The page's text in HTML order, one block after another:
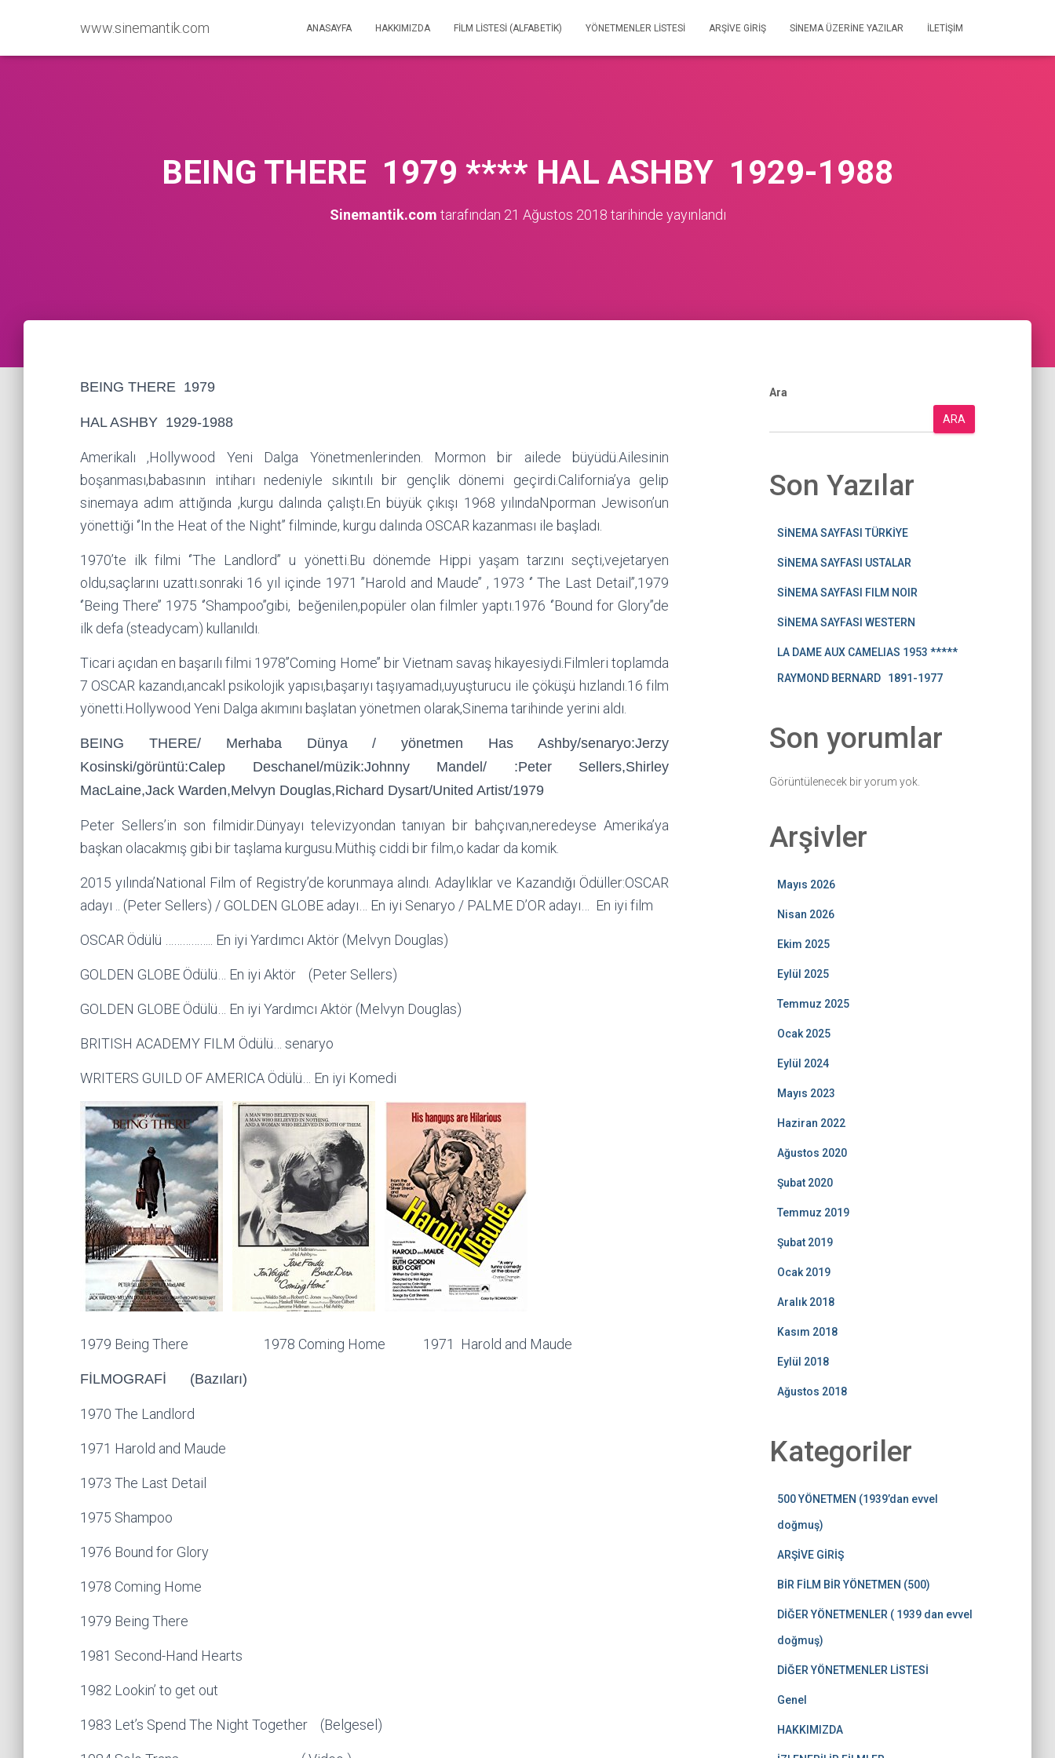
www.sinemantik.com ANASAYFA HAKKIMIZDA FILM LISTESI (ALFABETIK) YÖNETMENLER LISTESI ARŞIVE GIRIŞ SİNEMA ÜZERİNE YAZILAR İLETIŞIM
BEING THERE 1979 **** HAL ASHBY 1929-1988
Sinemantik.com tarafından 21 Ağustos 2018 tarihinde yayınlandı
BEING THERE 1979
HAL ASHBY 1929-1988
Amerikalı ,Hollywood Yeni Dalga Yönetmenlerinden. Mormon bir ailede büyüdü.Ailesinin
boşanması,babasının intiharı nedeniyle sıkıntılı bir gençlik dönemi geçirdi.California’ya gelip
sinemaya adım attığında ,kurgu dalında çalıştı.En büyük çıkışı 1968 yılındaNporman Jewison’un
yönettiği ‘’In the Heat of the Night’’ filminde, kurgu dalında OSCAR kazanması ile başladı.
1970’te ilk filmi ‘’The Landlord’’ u yönetti.Bu dönemde Hippi yaşam tarzını seçti,vejetaryen
oldu,saçlarını uzattı.sonraki 16 yıl içinde 1971 ’’Harold and Maude’’ , 1973 ‘’ The Last Detail’’,1979
‘’Being There’’ 1975 ‘’Shampoo’’gibi, beğenilen,popüler olan filmler yaptı.1976 ‘’Bound for Glory’’de
ilk defa (steadycam) kullanıldı.
Ticari açıdan en başarılı filmi 1978’’Coming Home’’ bir Vietnam savaş hikayesiydi.Filmleri toplamda
7 OSCAR kazandı,ancakl psikolojik yapısı,başarıyı taşıyamadı,uyuşturucu ile çöküşü hızlandı.16 film
yönetti.Hollywood Yeni Dalga akımını başlatan yönetmen olarak,Sinema tarihinde yerini aldı.
BEING THERE/ Merhaba Dünya / yönetmen Has Ashby/senaryo:Jerzy
Kosinski/görüntü:Calep Deschanel/müzik:Johnny Mandel/ :Peter Sellers,Shirley
MacLaine,Jack Warden,Melvyn Douglas,Richard Dysart/United Artist/1979
Peter Sellers’in son filmidir.Dünyayı televizyondan tanıyan bir bahçıvan,neredeyse Amerika’ya
başkan olacakmış gibi bir taşlama kurgusu.Müthiş ciddi bir film,o kadar da komik.
2015 yılında’National Film of Registry’de korunmaya alındı. Adaylıklar ve Kazandığı Ödüller:OSCAR
adayı .. (Peter Sellers) / GOLDEN GLOBE adayı… En iyi Senaryo / PALME D’OR adayı… En iyi film
OSCAR Ödülü …………….. En iyi Yardımcı Aktör (Melvyn Douglas)
GOLDEN GLOBE Ödülü… En iyi Aktör (Peter Sellers)
GOLDEN GLOBE Ödülü… En iyi Yardımcı Aktör (Melvyn Douglas)
BRITISH ACADEMY FILM Ödülü… senaryo
WRITERS GUILD OF AMERICA Ödülü… En iyi Komedi
1979 Being There 1978 Coming Home 1971 Harold and Maude
FİLMOGRAFİ (Bazıları)
1970 The Landlord
1971 Harold and Maude
1973 The Last Detail
1975 Shampoo
1976 Bound for Glory
1978 Coming Home
1979 Being There
1981 Second-Hand Hearts
1982 Lookin’ to get out
1983 Let’s Spend The Night Together (Belgesel)
Ara
ARA
Son Yazılar
SİNEMA SAYFASI TÜRKİYE
SİNEMA SAYFASI USTALAR
SİNEMA SAYFASI FILM NOIR
SİNEMA SAYFASI WESTERN
LA DAME AUX CAMELIAS 1953 *****
RAYMOND BERNARD 1891-1977
Son yorumlar
Görüntülenecek bir yorum yok.
Arşivler
Mayıs 2026
Nisan 2026
Ekim 2025
Eylül 2025
Temmuz 2025
Ocak 2025
Eylül 2024
Mayıs 2023
Haziran 2022
Ağustos 2020
Şubat 2020
Temmuz 2019
Şubat 2019
Ocak 2019
Aralık 2018
Kasım 2018
Eylül 2018
Ağustos 2018
Kategoriler
500 YÖNETMEN (1939’dan evvel
doğmuş)
ARŞİVE GİRİŞ
BİR FİLM BİR YÖNETMEN (500)
DİĞER YÖNETMENLER ( 1939 dan evvel
doğmuş)
DİĞER YÖNETMENLER LİSTESİ
Genel
HAKKIMIZDA